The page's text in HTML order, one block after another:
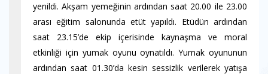
yenildi. Akşam yemeğinin ardından saat 20.00 ile 23.00
arası eğitim salonunda etüt yapıldı. Etüdün ardından
saat 23.15’de ekip içerisinde kaynaşma ve moral
etkinliği için yumak oyunu oynatıldı. Yumak oyununun
ardından saat 01.30’da kesin sessizlik verilerek yatışa